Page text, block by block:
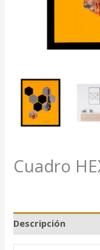
Cuadro
Descripción